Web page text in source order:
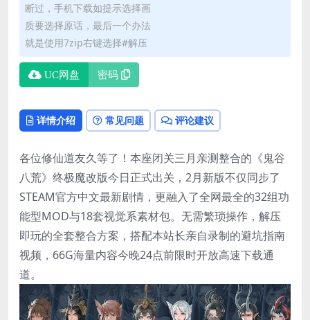
断过，手机下载如提示选择画
质要选择原话，最后一个办法
就是使用7zip右键选择#解压
UC网盘 密码
详情介绍 常见问题 评论建议
各位修仙道友久等了！本座闭关三月亲测整合的《鬼谷
八荒》终极魔改版今日正式出关，2月新版不仅同步了
STEAM官方中文最新剧情，更融入了全网最全的32组功
能型MOD与18套视觉系素材包。无需繁琐操作，解压
即玩的全套整合方案，搭配本站长亲自录制的避坑指南
视频，66G海量内容今晚24点前限时开放高速下载通
道。